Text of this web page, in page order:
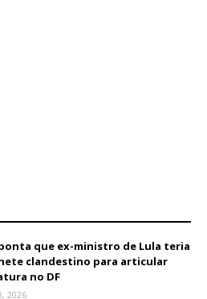
que ex-ministro de Lula teria
clandestino para articular
no DF
2026